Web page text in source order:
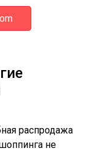
распродажа
не